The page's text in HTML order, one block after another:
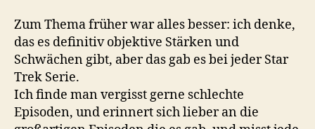
Zum Thema früher war alles besser: ich denke,
das es definitiv objektive Stärken und
Schwächen gibt, aber das gab es bei jeder Star
Trek Serie.
Ich finde man vergisst gerne schlechte
Episoden, und erinnert sich lieber an die